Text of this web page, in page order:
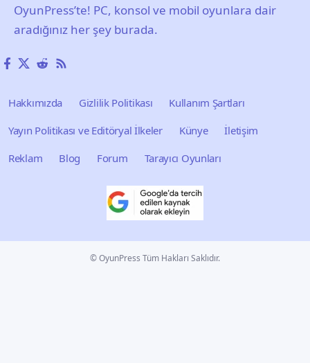
OyunPress’te! PC, konsol ve mobil oyunlara dair
aradığınız her şey burada.
Hakkımızda Gizlilik Politikası
Kullanım Şartları
Yayın Politikası ve Editöryal İlkeler
Künye
İletişim
Reklam
Blog Forum Tarayıcı Oyunları
© OyunPress Tüm Hakları Saklıdır.